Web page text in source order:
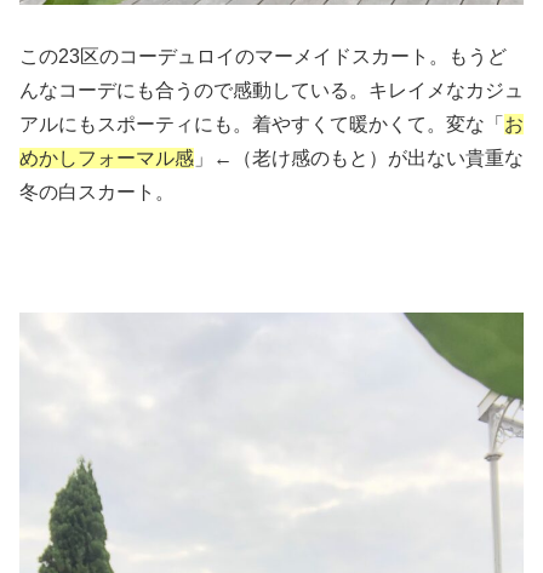
この23区のコーデュロイのマーメイドスカート。もうど
んなコーデにも合うので感動している。キレイメなカジュ
アルにもスポーティにも。着やすくて暖かくて。変な「 お
めかしフォーマル感 」←（老け感のもと）が出ない貴重な
冬の白スカート。